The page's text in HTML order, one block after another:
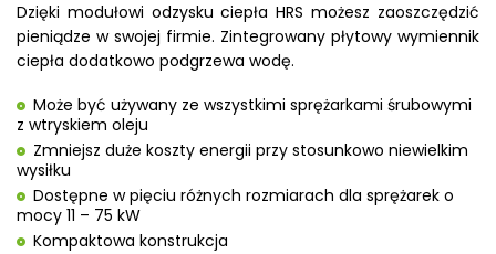
Dzięki modułowi odzysku ciepła HRS możesz zaoszczędzić
pieniądze w swojej firmie. Zintegrowany płytowy wymiennik
ciepła dodatkowo podgrzewa wodę.
Może być używany ze wszystkimi sprężarkami śrubowymi
z wtryskiem oleju
Zmniejsz duże koszty energii przy stosunkowo niewielkim
wysiłku
Dostępne w pięciu różnych rozmiarach dla sprężarek o
mocy 11 – 75 kW
Kompaktowa konstrukcja